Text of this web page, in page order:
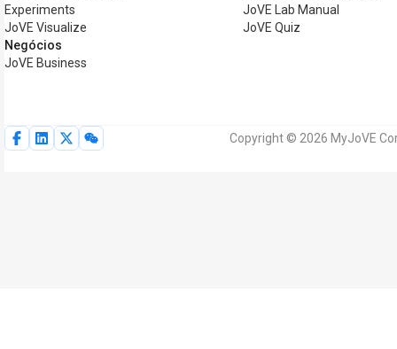
Experiments
JoVE Visualize
Negócios
JoVE Business
JoVE Lab Manual
JoVE Quiz
Copyright © 2026 MyJoVE